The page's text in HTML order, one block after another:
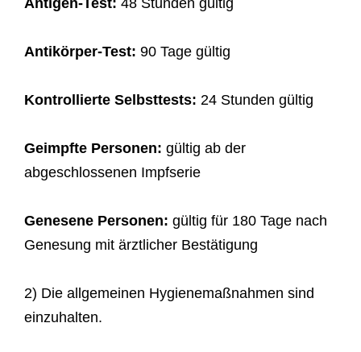
Kopien gemacht. Der Unterschied zwischen den
im Material und als Konsequenz im
Besetzung:
Antikörper-Test: 90 Tage gültig
Kontrollierte Selbsttests: 24 Stunden gültig
Geimpfte Personen: gültig ab der
abgeschlossenen Impfserie
Genesene Personen: gültig für 180 Tage nach
Genesung mit ärztlicher Bestätigung
2) Die allgemeinen Hygienemaßnahmen sind
einzuhalten.